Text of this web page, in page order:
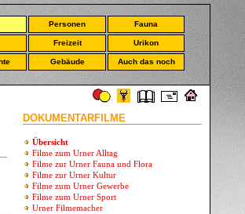
Personen Fauna
Freizeit Urikon
Gebäude Auch das noch
DOKUMENTARFILME
Übersicht
Filme zum Urner Alltag
Filme zur Urner Fauna und Flora
Filme zur Urner Kultur
Filme zum Urner Gewerbe
Filme zum Urner Sport
Urner Filmemacher